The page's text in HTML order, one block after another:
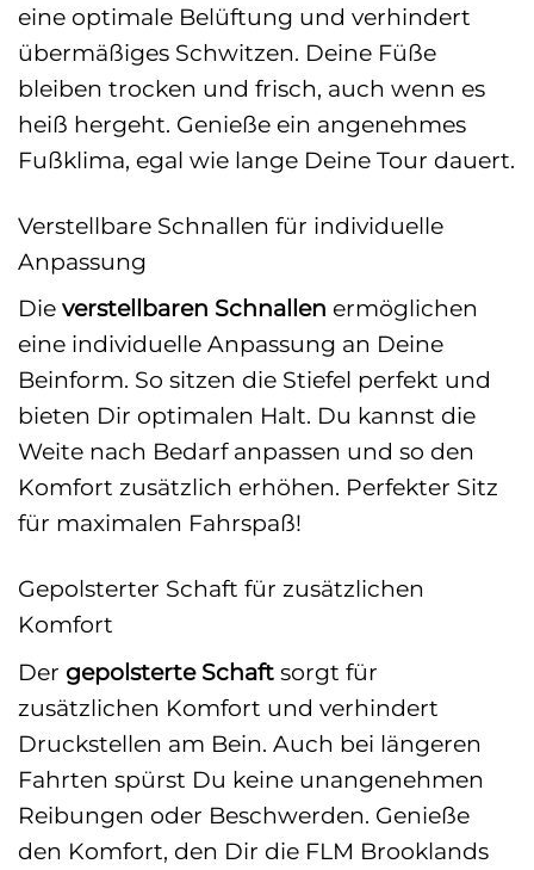
eine optimale Belüftung und verhindert
übermäßiges Schwitzen. Deine Füße
bleiben trocken und frisch, auch wenn es
heiß hergeht. Genieße ein angenehmes
Fußklima, egal wie lange Deine Tour dauert.
Verstellbare Schnallen für individuelle
Anpassung
Die verstellbaren Schnallen ermöglichen
eine individuelle Anpassung an Deine
Beinform. So sitzen die Stiefel perfekt und
bieten Dir optimalen Halt. Du kannst die
Weite nach Bedarf anpassen und so den
Komfort zusätzlich erhöhen. Perfekter Sitz
für maximalen Fahrspaß!
Gepolsterter Schaft für zusätzlichen
Komfort
Der gepolsterte Schaft sorgt für
zusätzlichen Komfort und verhindert
Druckstellen am Bein. Auch bei längeren
Fahrten spürst Du keine unangenehmen
Reibungen oder Beschwerden. Genieße
den Komfort, den Dir die FLM Brooklands